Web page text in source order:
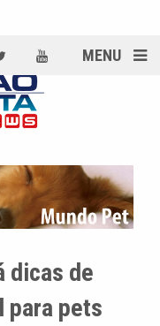
MENU
dicas de
para pets